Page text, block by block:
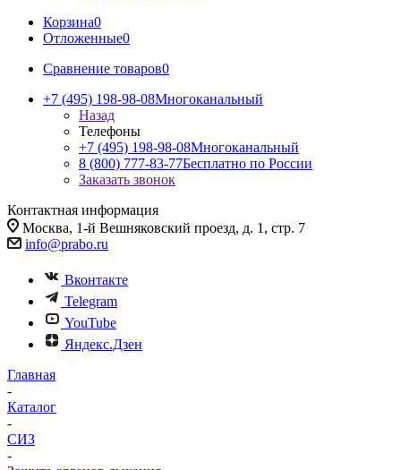
Корзина0
Отложенные0
Сравнение товаров0
+7 (495) 198-98-08Многоканальный
Назад
Телефоны
+7 (495) 198-98-08Многоканальный
8 (800) 777-83-77Бесплатно по России
Заказать звонок
Контактная информация
Москва, 1-й Вешняковский проезд, д. 1, стр. 7
info@prabo.ru
Вконтакте
Telegram
YouTube
Яндекс.Дзен
Главная
-
Каталог
-
СИЗ
-